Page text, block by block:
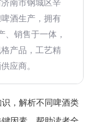
南市钢城区辛
酒生产，拥有
、销售于一体，
产品，工艺精
应商。
，解析不同啤酒类